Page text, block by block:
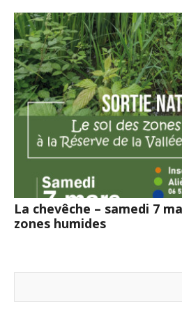
La chevêche – samedi 7
zones humides